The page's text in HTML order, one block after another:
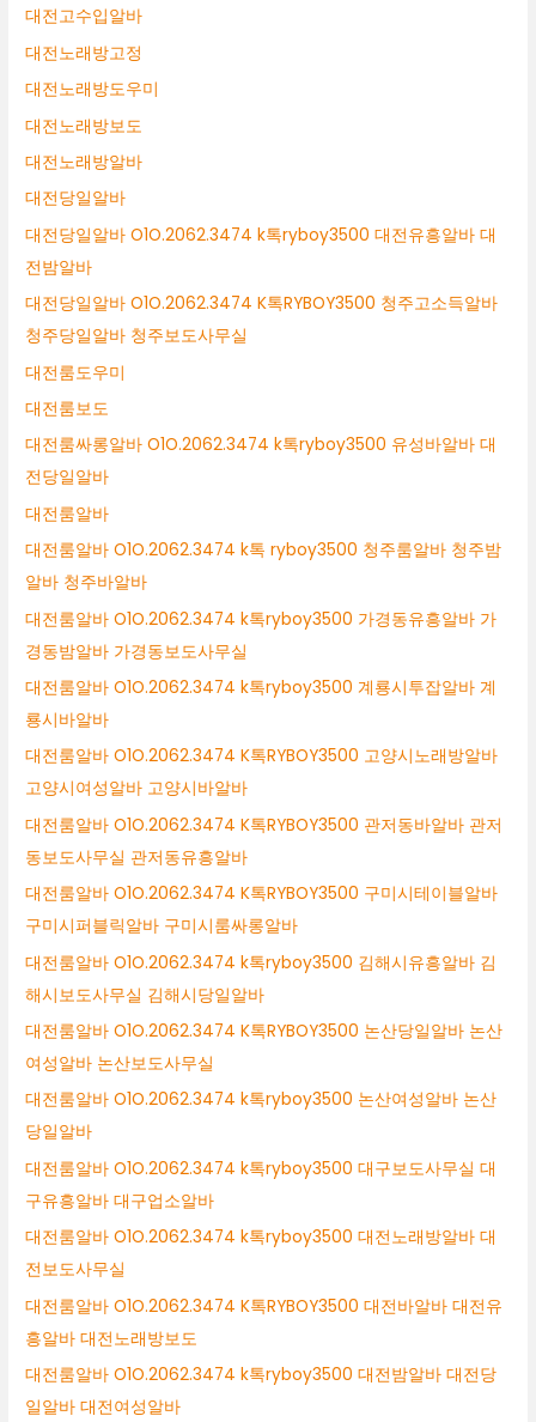
대전고수입알바
대전노래방고정
대전노래방도우미
대전노래방보도
대전노래방알바
대전당일알바
대전당일알바 O1O.2062.3474 k톡ryboy3500 대전유흥알바 대
전밤알바
대전당일알바 O1O.2062.3474 K톡RYBOY3500 청주고소득알바
청주당일알바 청주보도사무실
대전룸도우미
대전룸보도
대전룸싸롱알바 O1O.2062.3474 k톡ryboy3500 유성바알바 대
전당일알바
대전룸알바
대전룸알바 O1O.2062.3474 k톡 ryboy3500 청주룸알바 청주밤
알바 청주바알바
대전룸알바 O1O.2062.3474 k톡ryboy3500 가경동유흥알바 가
경동밤알바 가경동보도사무실
대전룸알바 O1O.2062.3474 k톡ryboy3500 계룡시투잡알바 계
룡시바알바
대전룸알바 O1O.2062.3474 K톡RYBOY3500 고양시노래방알바
고양시여성알바 고양시바알바
대전룸알바 O1O.2062.3474 K톡RYBOY3500 관저동바알바 관저
동보도사무실 관저동유흥알바
대전룸알바 O1O.2062.3474 K톡RYBOY3500 구미시테이블알바
구미시퍼블릭알바 구미시룸싸롱알바
대전룸알바 O1O.2062.3474 k톡ryboy3500 김해시유흥알바 김
해시보도사무실 김해시당일알바
대전룸알바 O1O.2062.3474 K톡RYBOY3500 논산당일알바 논산
여성알바 논산보도사무실
대전룸알바 O1O.2062.3474 k톡ryboy3500 논산여성알바 논산
당일알바
대전룸알바 O1O.2062.3474 k톡ryboy3500 대구보도사무실 대
구유흥알바 대구업소알바
대전룸알바 O1O.2062.3474 k톡ryboy3500 대전노래방알바 대
전보도사무실
대전룸알바 O1O.2062.3474 K톡RYBOY3500 대전바알바 대전유
흥알바 대전노래방보도
대전룸알바 O1O.2062.3474 k톡ryboy3500 대전밤알바 대전당
일알바 대전여성알바